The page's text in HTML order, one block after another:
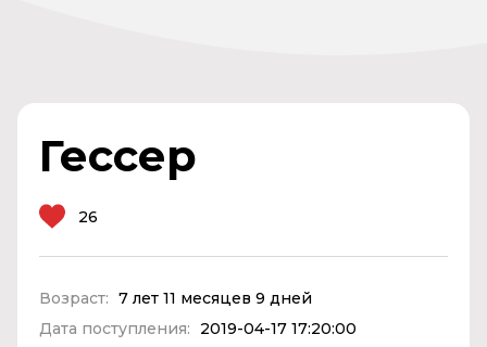
Гессер
26
Возраст: 7 лет 11 месяцев 9 дней
Дата поступления:
2019-04-17 17:20:00